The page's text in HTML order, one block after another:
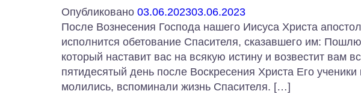
Опубликовано 03.06.202303.06.2023
После Вознесения Господа нашего Иисуса Христа
исполнится обетование Спасителя, сказавшего им:
который наставит вас на всякую истину и возвестит вам
пятидесятый день после Воскресения Христа Его
молились, вспоминали жизнь Спасителя. […]